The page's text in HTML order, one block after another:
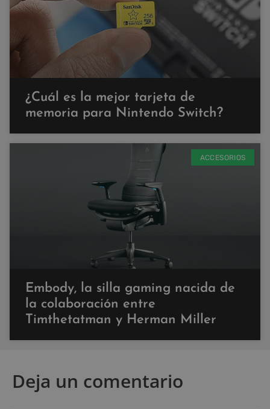
¿Cuál es la mejor tarjeta de
memoria para Nintendo Switch?
ACCESORIOS
Embody, la silla gaming nacida de
la colaboración entre
Timthetatman y Herman Miller
Deja un comentario